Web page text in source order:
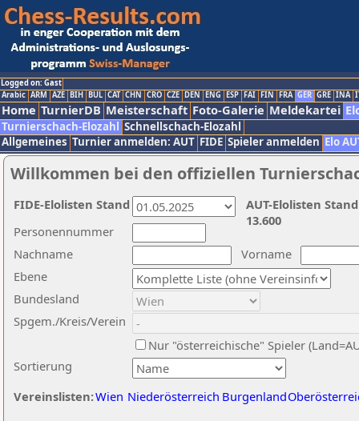
Logged on: Gast
Arabic ARM AZE BIH BUL CAT CHN CRO CZE DEN ENG ESP FAI FIN FRA GER GRE INA
Home TurnierDB Meisterschaft Foto-Galerie Meldekartei
Turnierschach-Elozahl Schnellschach-Elozahl
Allgemeines Turnier anmelden: AUT FIDE Spieler anmelden Elo
Willkommen bei den offiziellen
Nachname
Vorname
Ebene
Sortierung
Personennummer
Bundesland
Spgem./Kreis/Verein
Nur "österreichische" Spieler
Vereinslisten:Wien Niederösterreich Burgenland
AUT-Elolisten
13.600
FIDE-Elolisten Stand